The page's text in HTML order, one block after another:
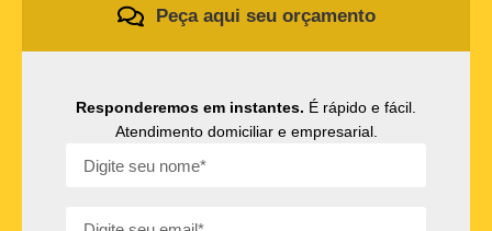
Peça aqui seu orçamento
Responderemos em instantes. É rápido e fácil.
Atendimento domiciliar e empresarial.